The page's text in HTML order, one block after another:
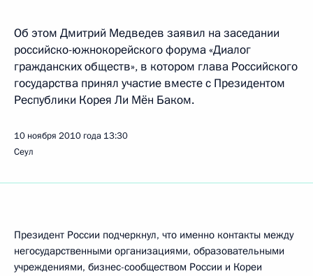
Об этом Дмитрий Медведев заявил на заседании
российско-южнокорейского форума «Диалог
гражданских обществ», в котором глава Российского
государства принял участие вместе с Президентом
Республики Корея Ли Мён Баком.
10 ноября 2010 года 13:30
Сеул
Президент России подчеркнул, что именно контакты между
негосударственными организациями, образовательными
учреждениями, бизнес-сообществом России и Кореи